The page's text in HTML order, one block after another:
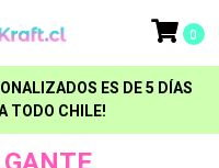
ES DE 5 DÍAS
CHILE!
0